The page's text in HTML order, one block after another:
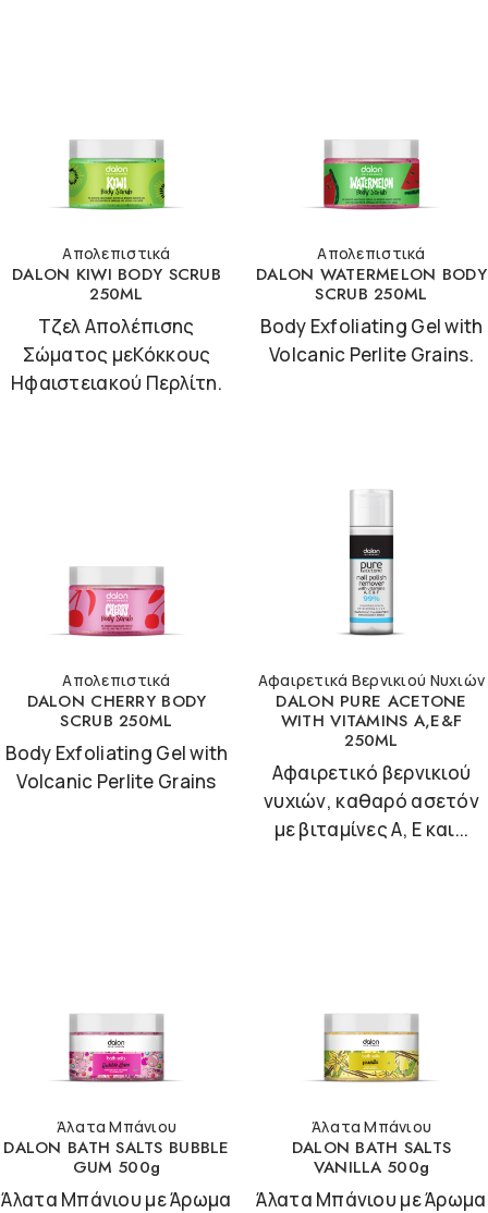
Απολεπιστικά
DALON KIWI BODY SCRUB
250ML
Τζελ Απολέπισης
Σώματος μεΚόκκους
Ηφαιστειακού Περλίτη.
Απολεπιστικά
DALON WATERMELON BODY
SCRUB 250ML
Body Exfoliating Gel with
Volcanic Perlite Grains.
Απολεπιστικά
DALON CHERRY BODY
SCRUB 250ML
Body Exfoliating Gel with
Volcanic Perlite Grains
Αφαιρετικά Βερνικιού Νυχιών
DALON PURE ACETONE
WITH VITAMINS A,E&F
250ML
Αφαιρετικό βερνικιού
νυχιών, καθαρό ασετόν
με βιταμίνες A, E και...
Άλατα Μπάνιου
DALON BATH SALTS BUBBLE
GUM 500g
Άλατα Μπάνιου με Άρωμα
Άλατα Μπάνιου
DALON BATH SALTS
VANILLA 500g
Άλατα Μπάνιου με Άρωμα